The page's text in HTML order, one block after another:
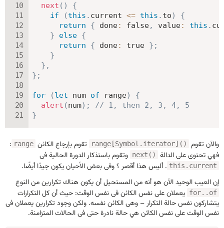
next ( )
{
if
(this . current <= this . to)
{
return
{ done: false, value: this .
}
else {
return
{ done: true } ;
}
} ,
} ;
for (let num of range)
{
alert (num) ;
// 1, then 2, 3, 4, 5
}
والآن تقوم range[Symbol.iterator]() تقوم بإرجاع الكائن range
:
فهي تحتوى على الدالة
next() وتقوم باستذكار الدورة الحالية فى
this.current . أليس هذا أقصر ؟ وفى بعض الأحيان يكون جيدًا أيضًا.
إن العيب الوحيد الآن هو أنه من المستحيل أن يكون هناك تكرارين من النوع
for..of يعملان على نفس الكائن فى نفس الوقت: حيث أن كل التكرارات
يتشاركون نفس حالة التكرار – وهى الكائن نفسه. ولكن وجود تكرارين يعملان فى
نفس الوقت على نفس الكائن هي حالة نادرة حتى فى الحالات المتزامنة.